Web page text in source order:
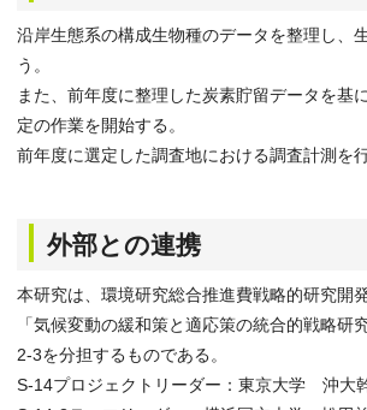
沿岸生態系の構成生物種のデータを整理し、
う。
また、前年度に整理した炭素貯留データを基
定の作業を開始する。
前年度に選定した調査地における調査計測を行
外部との連携
本研究は、環境研究総合推進費戦略的研究開
「気候変動の緩和策と適応策の統合的戦略研
2-3を分担するものである。
S-14プロジェクトリーダー：東京大学 沖大